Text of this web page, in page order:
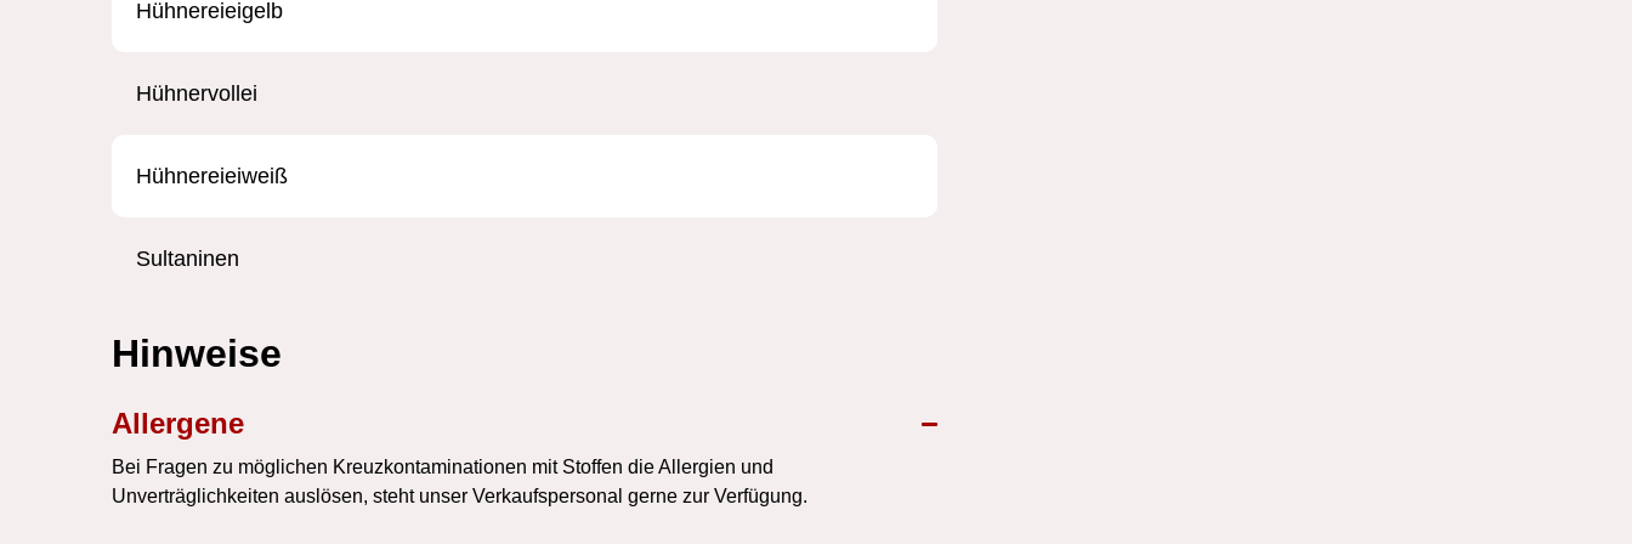
Hühnereieigelb
Hühnervollei
Hühnereieiweiß
Sultaninen
Hinweise
Allergene
Bei Fragen zu möglichen Kreuzkontaminationen mit Stoffen die Allergien und
Unverträglichkeiten auslösen, steht unser Verkaufspersonal gerne zur Verfügung.